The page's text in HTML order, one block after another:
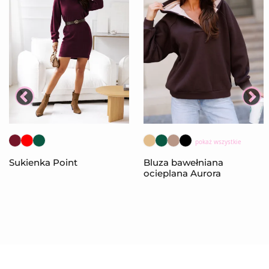
Sukienka Point
pokaż wszystkie
Bluza bawełniana
ocieplana Aurora